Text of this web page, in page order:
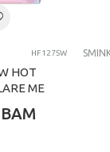
HF127SW
HOT
ME
BAM